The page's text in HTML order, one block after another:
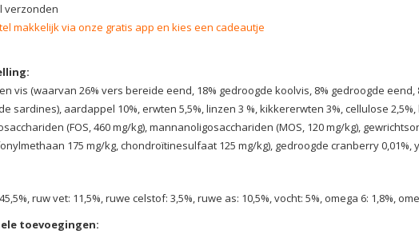
verzonden
makkelijk via onze gratis app en kies een cadeautje
vis (waarvan 26% vers bereide eend, 18% gedroogde koolvis, 8% gedroogde eend,
sardines), aardappel 10%, erwten 5,5%, linzen 3 %, kikkererwten 3%, cellulose
(FOS, 460 mg/kg), mannanoligosacchariden (MOS, 120 mg/kg),
175 mg/kg, chondroïtinesulfaat 125 mg/kg), gedroogde cranberry 0,01%,
ruw vet: 11,5%, ruwe celstof: 3,5%, ruwe as: 10,5%, vocht: 5%, omega 6: 1,8%,
toevoegingen: